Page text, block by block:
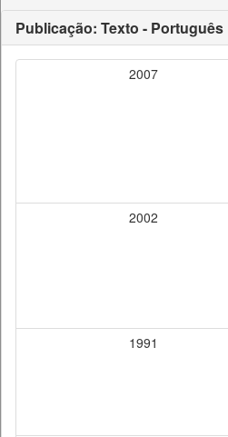
Publicação: Texto - Português
2007
2002
1991